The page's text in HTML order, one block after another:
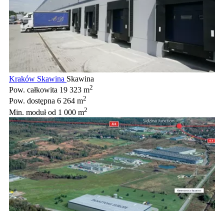
Kraków Skawina Skawina
Pow. całkowita 19 323 m2
Pow. dostępna 6 264 m2
Min. modułod 1 000 m2